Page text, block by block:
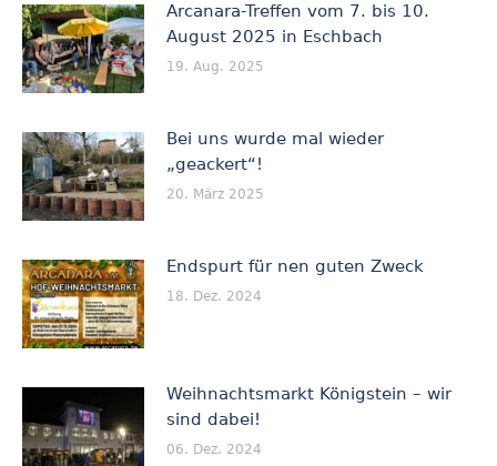
Arcanara-Treffen vom 7. bis 10.
August 2025 in Eschbach
19. Aug. 2025
Bei uns wurde mal wieder
„geackert“!
20. März 2025
Endspurt für nen guten Zweck
18. Dez. 2024
Weihnachtsmarkt Königstein – wir
sind dabei!
06. Dez. 2024